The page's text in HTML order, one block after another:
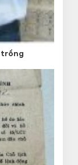
trồng